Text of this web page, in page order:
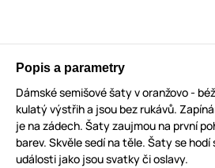
Popis a parametry
Dámské semišové šaty v oranžovo -
kulatý výstřih a jsou bez rukávů.
je na zádech. Šaty zaujmou na první
barev. Skvěle sedí na těle. Šaty se hodí
události jako jsou svatky či oslavy.